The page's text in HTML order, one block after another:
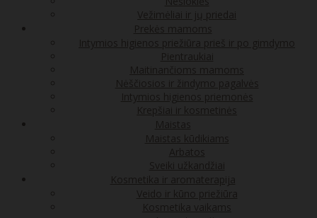
Vežimėliai ir jų priedai
Prekės mamoms
Intymios higienos priežiūra prieš ir po gimdymo
Pientraukiai
Maitinančioms mamoms
Nėščiosios ir žindymo pagalvės
Intymios higienos priemonės
Krepšiai ir kosmetinės
Maistas
Maistas kūdikiams
Arbatos
Sveiki užkandžiai
Kosmetika ir aromaterapija
Veido ir kūno priežiūra
Kosmetika vaikams